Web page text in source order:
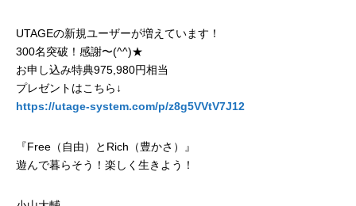
UTAGEの新規ユーザーが増えています！
300名突破！感謝〜(^^)★
お申し込み特典975,980円相当
プレゼントはこちら↓
https://utage-system.com/p/z8g5VVtV7J12
『Free（自由）とRich（豊かさ）』
遊んで暮らそう！楽しく生きよう！